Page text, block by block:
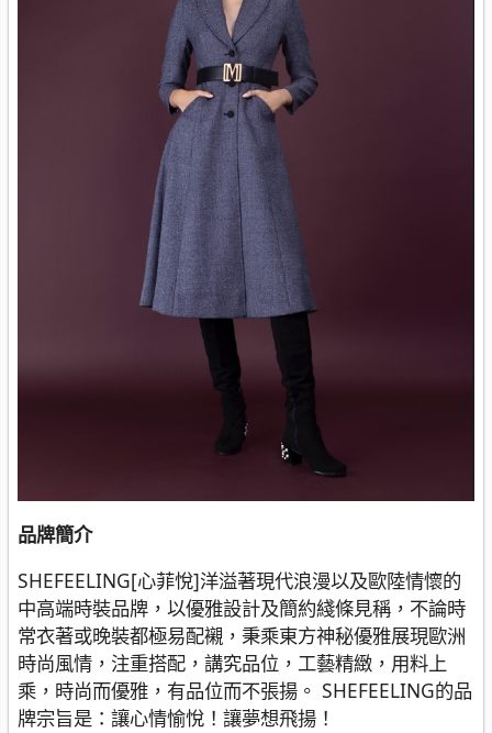
品牌簡介
SHEFEELING[心菲悅]洋溢著現代浪漫以及歐陸情懷的
中高端時裝品牌，以優雅設計及簡約綫條見稱，不論時
常衣著或晚裝都極易配襯，秉乘東方神秘優雅展現歐洲
時尚風情，注重搭配，講究品位，工藝精緻，用料上
乘，時尚而優雅，有品位而不張揚。 SHEFEELING的品
牌宗旨是：讓心情愉悅！讓夢想飛揚！